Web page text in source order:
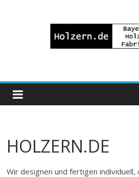
Bayrische
Holzwaren
Fabrikation
HOLZERN.DE
Wir designen und fertigen